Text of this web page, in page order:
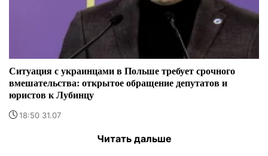
Ситуация с украинцами в Польше требует срочного
вмешательства: открытое обращение депутатов и
юристов к Лубинцу
18:50 31.07
Читать дальше